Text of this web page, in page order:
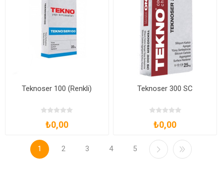
Teknoser 100 (Renkli)
₺0,00
Teknoser 300 SC
₺0,00
1 2 3 4 5